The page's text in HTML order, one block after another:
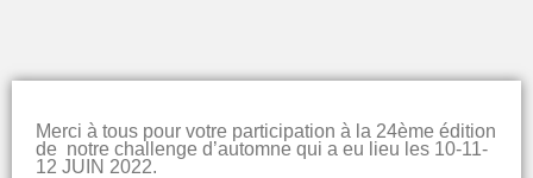
Merci à tous pour votre participation à la 24ème édition
de notre challenge d’automne qui a eu lieu les 10-11-
12 JUIN 2022.